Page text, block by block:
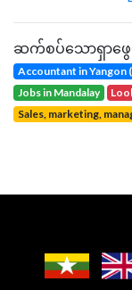
ဆက်စပ်သောရှာဖွေမှု
Accountant in Yangon
jobs in Mandalay
sales, marketing,